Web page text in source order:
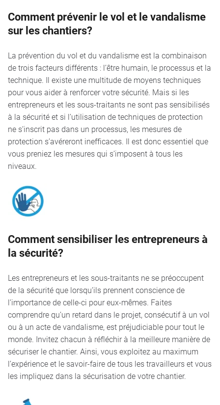
Comment prévenir le vol et le vandalisme
sur les chantiers?
La prévention du vol et du vandalisme est la combinaison
de trois facteurs différents : l’être humain, le processus et la
technique. Il existe une multitude de moyens techniques
pour vous aider à renforcer votre sécurité. Mais si les
entrepreneurs et les sous-traitants ne sont pas sensibilisés
à la sécurité et si l’utilisation de techniques de protection
ne s’inscrit pas dans un processus, les mesures de
protection s’avéreront inefficaces. Il est donc essentiel que
vous preniez les mesures qui s’imposent à tous les
niveaux.
Comment sensibiliser les entrepreneurs à
la sécurité?
Les entrepreneurs et les sous-traitants ne se préoccupent
de la sécurité que lorsqu’ils prennent conscience de
l’importance de celle-ci pour eux-mêmes. Faites
comprendre qu’un retard dans le projet, consécutif à un vol
ou à un acte de vandalisme, est préjudiciable pour tout le
monde. Invitez chacun à réfléchir à la meilleure manière de
sécuriser le chantier. Ainsi, vous exploitez au maximum
l’expérience et le savoir-faire de tous les travailleurs et vous
les impliquez dans la sécurisation de votre chantier.